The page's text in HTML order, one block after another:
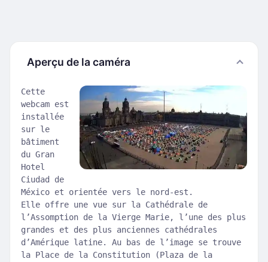
Aperçu de la caméra
Cette
webcam est
installée
sur le
bâtiment
du Gran
Hotel
Ciudad de
México et orientée vers le nord-est.
Elle offre une vue sur la Cathédrale de
l’Assomption de la Vierge Marie, l’une des plus
grandes et des plus anciennes cathédrales
d’Amérique latine. Au bas de l’image se trouve
la Place de la Constitution (Plaza de la